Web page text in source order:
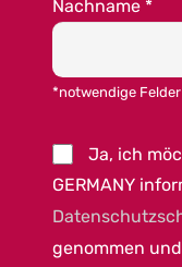
Nachname *
*notwendige Felder
Ja, ich
GERMANY
genommen